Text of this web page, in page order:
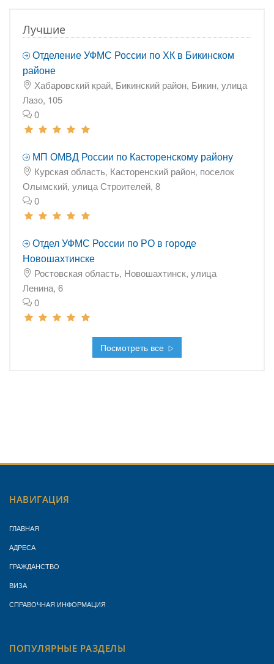
Лучшие
Отделение УФМС России по ХК в Бикинском
районе
Хабаровский край, Бикинский район, Бикин, улица
Лазо, 105
0
МП ОМВД России по Касторенскому району
Курская область, Касторенский район, поселок
Олымский, улица Строителей, 8
0
Отдел УФМС России по РО в городе
Новошахтинске
Ростовская область, Новошахтинск, улица
Ленина, 6
0
Посмотреть все
НАВИГАЦИЯ
ГЛАВНАЯ
АДРЕСА
ГРАЖДАНСТВО
ВИЗА
СПРАВОЧНАЯ ИНФОРМАЦИЯ
ПОПУЛЯРНЫЕ РАЗДЕЛЫ